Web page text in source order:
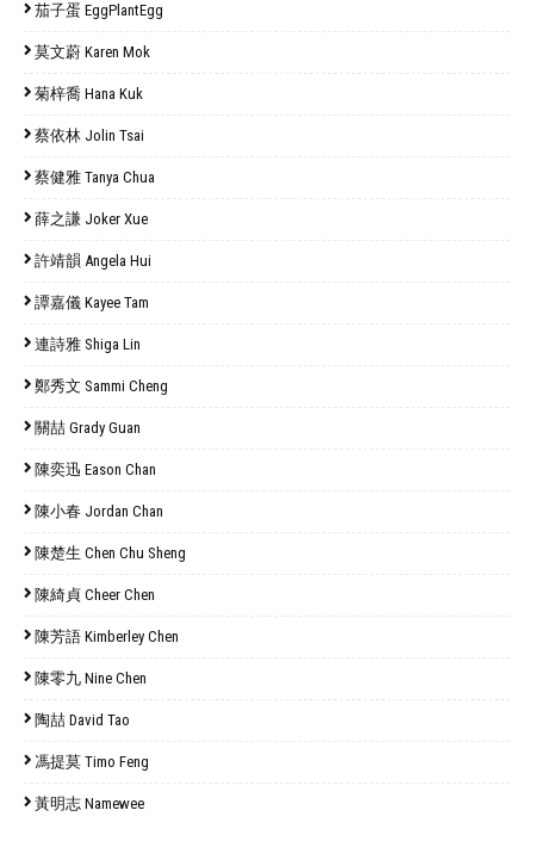
茄子蛋 EggPlantEgg
莫文蔚 Karen Mok
菊梓喬 Hana Kuk
蔡依林 Jolin Tsai
蔡健雅 Tanya Chua
薛之謙 Joker Xue
許靖韻 Angela Hui
譚嘉儀 Kayee Tam
連詩雅 Shiga Lin
鄭秀文 Sammi Cheng
關喆 Grady Guan
陳奕迅 Eason Chan
陳小春 Jordan Chan
陳楚生 Chen Chu Sheng
陳綺貞 Cheer Chen
陳芳語 Kimberley Chen
陳零九 Nine Chen
陶喆 David Tao
馮提莫 Timo Feng
黃明志 Namewee